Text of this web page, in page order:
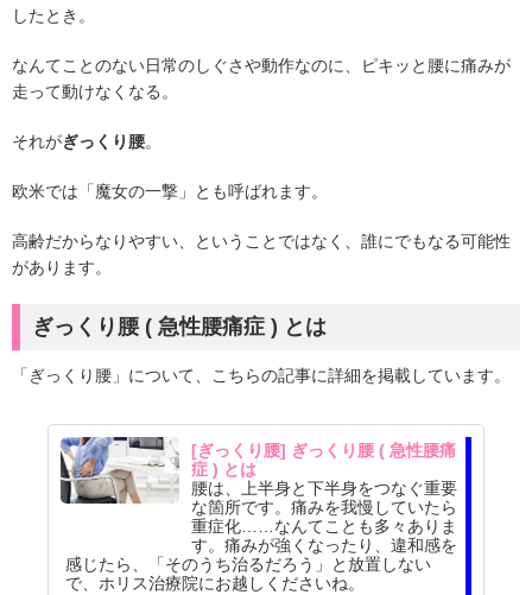
したとき。
なんてことのない日常のしぐさや動作なのに、ピキッと腰に痛みが
走って動けなくなる。
それがぎっくり腰。
欧米では「魔女の一撃」とも呼ばれます。
高齢だからなりやすい、ということではなく、誰にでもなる可能性
があります。
ぎっくり腰 ( 急性腰痛症 ) とは
「ぎっくり腰」について、こちらの記事に詳細を掲載しています。
[ぎっくり腰] ぎっくり腰 ( 急性腰痛
症 ) とは
腰は、上半身と下半身をつなぐ重要
な箇所です。痛みを我慢していたら
重症化……なんてことも多々ありま
す。痛みが強くなったり、違和感を
感じたら、「そのうち治るだろう」と放置しない
で、ホリス治療院にお越しくださいね。